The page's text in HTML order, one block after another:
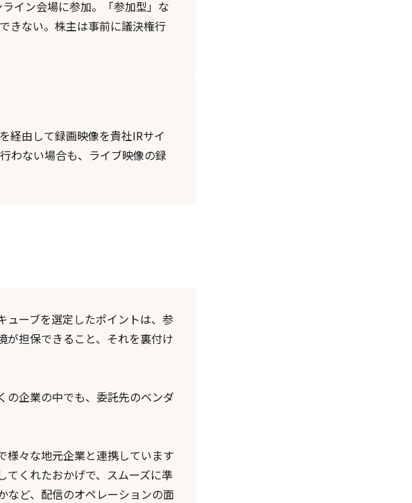
イン会場に参加。「参加型」な
きない。株主は事前に議決権行
経由して録画映像を貴社IRサイ
わない場合も、ライブ映像の録
ューブを選定したポイントは、参
が担保できること、それを裏付け
の企業の中でも、委託先のベンダ
様々な地元企業と連携しています
てくれたおかげで、スムーズに準
など、配信のオペレーションの面